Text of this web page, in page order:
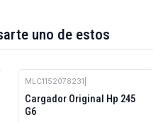
uno de estos
MLC1152078231
Cargador Original Hp 245
G6